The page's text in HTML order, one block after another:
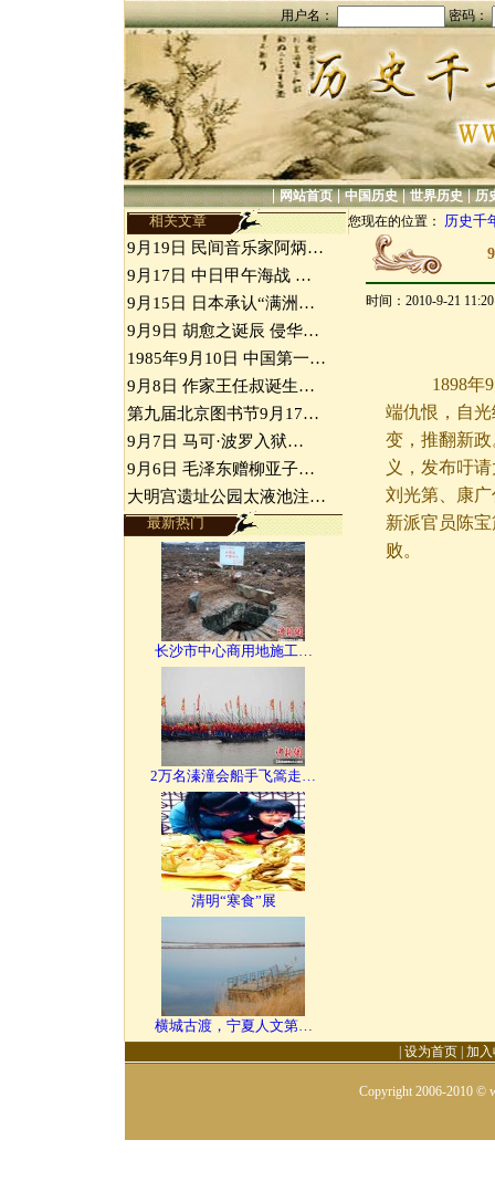
用户名： 密码：
|网站首页|中国历史|世界历史|历
相关文章 您现在的位置： 历史千
9月19日 民间音乐家阿炳…
9月17日 中日甲午海战 …
9月15日 日本承认“满洲…
9月9日 胡愈之诞辰 侵华…
1985年9月10日 中国第一…
9月8日 作家王任叔诞生…
第九届北京图书节9月17…
9月7日 马可·波罗入狱…
9月6日 毛泽东赠柳亚子…
大明宫遗址公园太液池注…
最新热门
长沙市中心商用地施工…
2万名溱潼会船手飞篙走…
清明“寒食”展
横城古渡，宁夏人文第…
时间：2010-9-21
1898年
端仇恨，自
变，推翻新政
义，发布吁
刘光第、康
新派官员陈
败。
设为首页 加
Copyright 2006-2010 ©